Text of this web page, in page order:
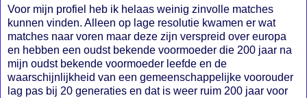
Voor mijn profiel heb ik helaas weinig zinvolle matches
kunnen vinden. Alleen op lage resolutie kwamen er wat
matches naar voren maar deze zijn verspreid over europa
en hebben een oudst bekende voormoeder die 200 jaar na
mijn oudst bekende voormoeder leefde en de
waarschijnlijkheid van een gemeenschappelijke voorouder
lag pas bij 20 generaties en dat is weer ruim 200 jaar voor